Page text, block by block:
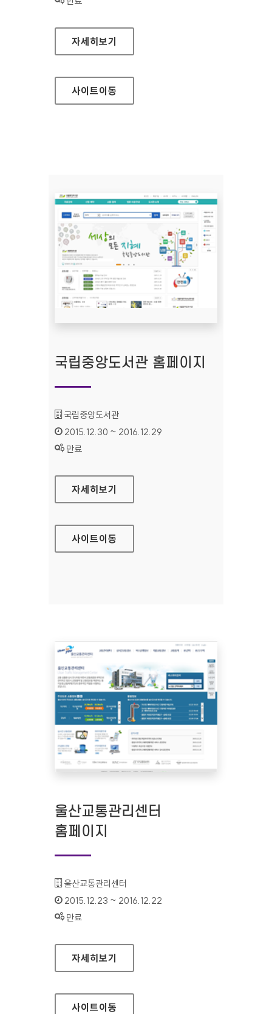
지구촌 스마트 여행 홈페이지
자세히보기
사이트이동
국립중앙도서관 홈페이지
기관명 :
국립중앙도서관
인증기간 :
2015.12.30 ~ 2016.12.29
상태 :
만료
국립중앙도서관 홈페이지
자세히보기
사이트이동
울산교통관리센터
홈페이지
기관명 :
울산교통관리센터
인증기간 :
2015.12.23 ~ 2016.12.22
상태 :
만료
울산교통관리센터 홈페이지
자세히보기
사이트이동